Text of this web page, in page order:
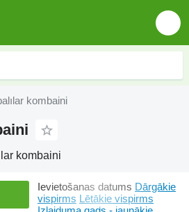
kombaini
kombaini
Ievietošanas datums Dārgākie
vispirms Lētākie vispirms